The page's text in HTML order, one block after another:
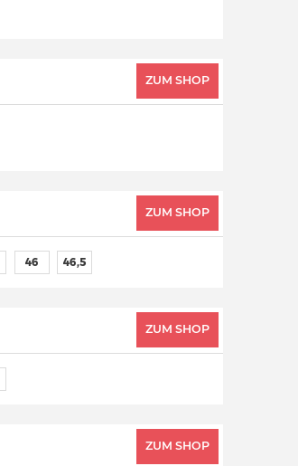
ZUM SHOP
ZUM SHOP
46 46,5
ZUM SHOP
ZUM SHOP